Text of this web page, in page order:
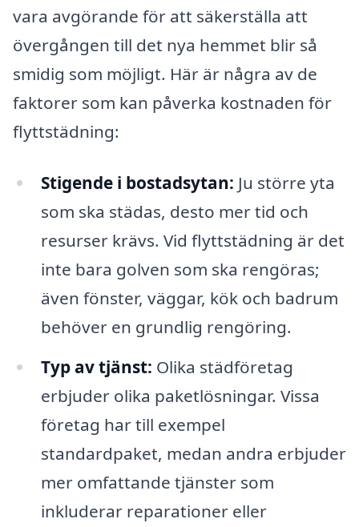
vara avgörande för att säkerställa att
övergången till det nya hemmet blir så
smidig som möjligt. Här är några av de
faktorer som kan påverka kostnaden för
flyttstädning:
Stigende i bostadsytan: Ju större yta
som ska städas, desto mer tid och
resurser krävs. Vid flyttstädning är det
inte bara golven som ska rengöras;
även fönster, väggar, kök och badrum
behöver en grundlig rengöring.
Typ av tjänst: Olika städföretag
erbjuder olika paketlösningar. Vissa
företag har till exempel
standardpaket, medan andra erbjuder
mer omfattande tjänster som
inkluderar reparationer eller